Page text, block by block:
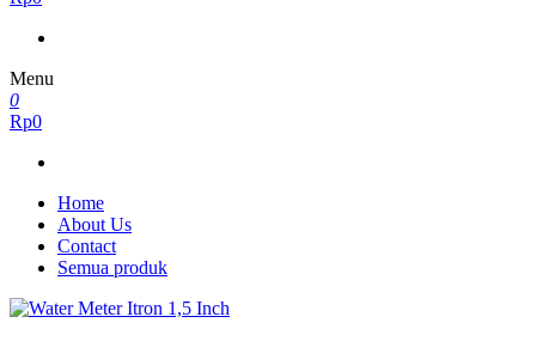
Menu
0
Rp0
Home
About Us
Contact
Semua produk